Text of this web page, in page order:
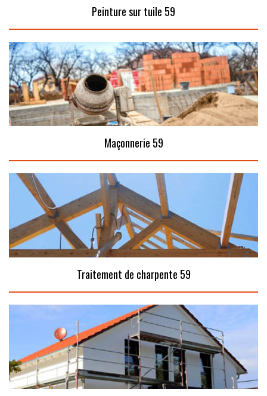
Peinture sur tuile 59
Maçonnerie 59
Traitement de charpente 59